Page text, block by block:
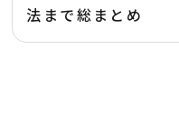
法まで総まとめ